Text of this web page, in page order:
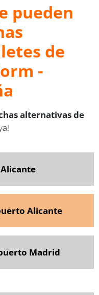
pueden
de
-
alternativas de
Alicante
Madrid